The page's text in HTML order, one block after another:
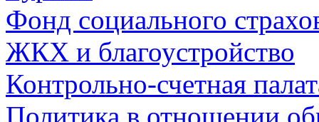
Фонд социального
ЖКХ и благоустройство
Контрольно-счетная
Политика в отношении